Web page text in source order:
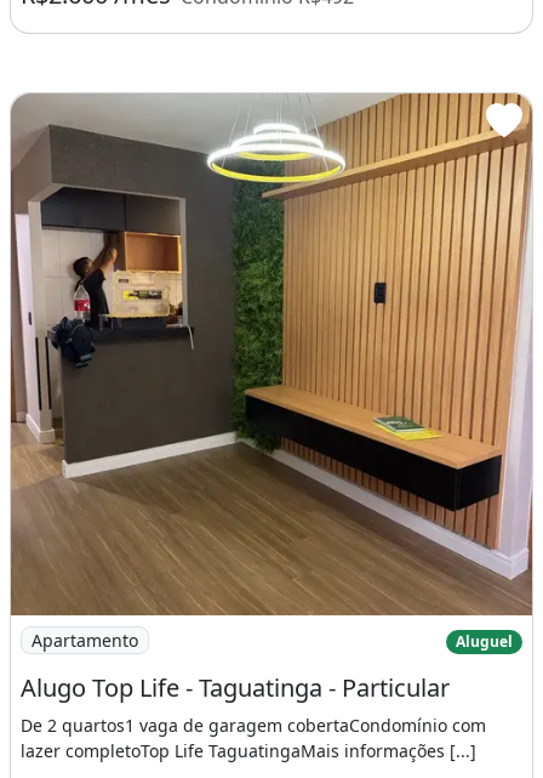
Imagem: Alugo Top Life - Taguatinga - Particular
Apartamento Aluguel
Alugo Top Life - Taguatinga - Particular
De 2 quartos1 vaga de garagem cobertaCondomínio com
lazer completoTop Life TaguatingaMais informações [...]